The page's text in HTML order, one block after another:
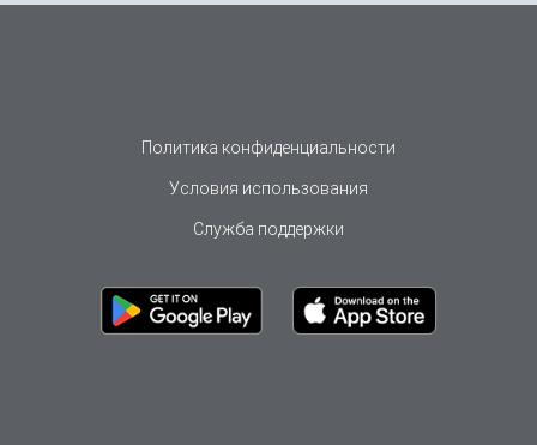
Политика конфиденциальности
Условия использования
Служба поддержки